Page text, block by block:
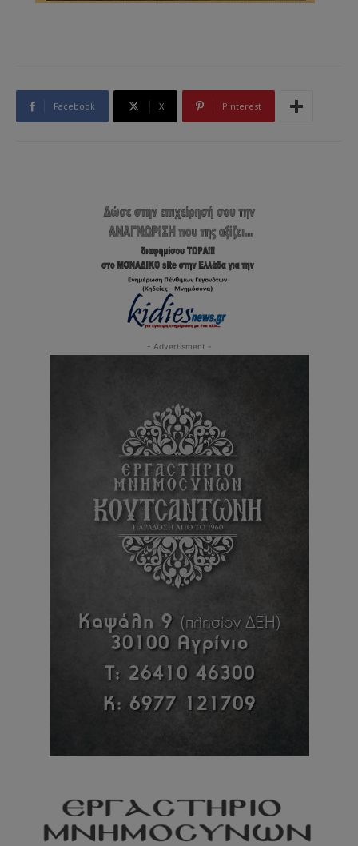
Facebook X Pinterest
- Advertisment -